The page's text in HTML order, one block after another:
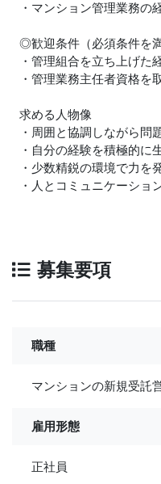
・マンション管理業務の
◎歓迎条件（必須条件を
・管理組合を立ち上げた
・管理業務主任者資格を
求める人物像
・周囲と協調しながら問
・自分の経験を積極的に
・少数精鋭の環境で力を
・人とコミュニケーショ
募集要項
職種
マンションの新規受託
雇用形態
正社員